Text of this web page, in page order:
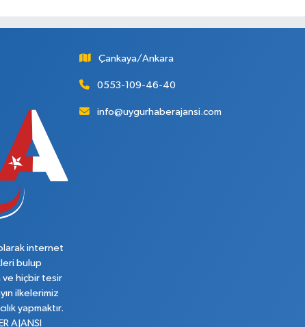
internet
bulup
ve hiçbir tesir
ilkelerimiz
yapmaktır.
AJANSI
Çankaya/Ankara
0553-109-46-40
info@uygurhaberajansi.com